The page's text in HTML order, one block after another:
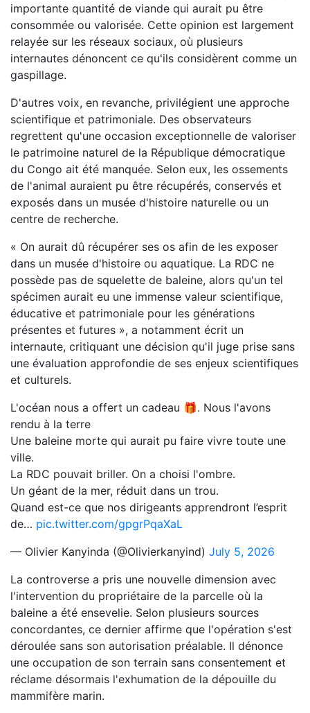
importante quantité de viande qui aurait pu être
consommée ou valorisée. Cette opinion est largement
relayée sur les réseaux sociaux, où plusieurs
internautes dénoncent ce qu'ils considèrent comme un
gaspillage.
D'autres voix, en revanche, privilégient une approche
scientifique et patrimoniale. Des observateurs
regrettent qu'une occasion exceptionnelle de valoriser
le patrimoine naturel de la République démocratique
du Congo ait été manquée. Selon eux, les ossements
de l'animal auraient pu être récupérés, conservés et
exposés dans un musée d'histoire naturelle ou un
centre de recherche.
« On aurait dû récupérer ses os afin de les exposer
dans un musée d'histoire ou aquatique. La RDC ne
possède pas de squelette de baleine, alors qu'un tel
spécimen aurait eu une immense valeur scientifique,
éducative et patrimoniale pour les générations
présentes et futures », a notamment écrit un
internaute, critiquant une décision qu'il juge prise sans
une évaluation approfondie de ses enjeux scientifiques
et culturels.
L'océan nous a offert un cadeau 🎁. Nous l'avons
rendu à la terre
Une baleine morte qui aurait pu faire vivre toute une
ville.
La RDC pouvait briller. On a choisi l'ombre.
Un géant de la mer, réduit dans un trou.
Quand est-ce que nos dirigeants apprendront l’esprit
de… pic.twitter.com/gpgrPqaXaL
— Olivier Kanyinda (@Olivierkanyind) July 5, 2026
La controverse a pris une nouvelle dimension avec
l'intervention du propriétaire de la parcelle où la
baleine a été ensevelie. Selon plusieurs sources
concordantes, ce dernier affirme que l'opération s'est
déroulée sans son autorisation préalable. Il dénonce
une occupation de son terrain sans consentement et
réclame désormais l'exhumation de la dépouille du
mammifère marin.